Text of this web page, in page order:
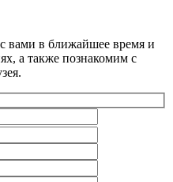
вами в ближайшее время и
а также познакомим с